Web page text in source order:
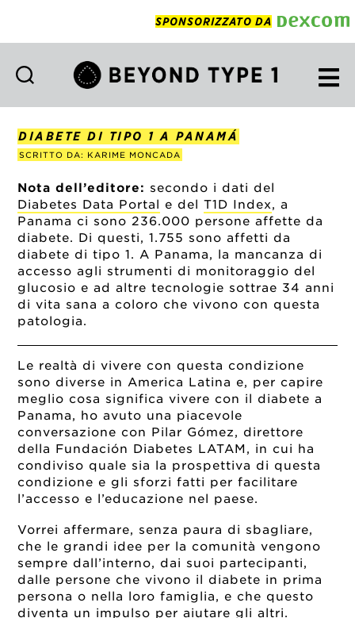
SPONSORIZZATO DA
1
Italian
DIABETE DI TIPO 1 A PANAMÁ
SCRITTO DA: KARIME MONCADA
Nota dell’editore: secondo i dati del
Diabetes Data Portal e delT1D Index, a
Panama ci sono 236.000 persone affette da
diabete. Di questi, 1.755 sono affetti da
diabete di tipo 1. A Panama, la mancanza di
accesso agli strumenti di monitoraggio del
glucosio e ad altre tecnologie sottrae 34 anni
di vita sana a coloro che vivono con questa
patologia.
Le realtà di vivere con questa condizione
sono diverse in America Latina e, per capire
meglio cosa significa vivere con il diabete a
Panama, ho avuto una piacevole
conversazione con Pilar Gómez, direttore
della Fundación Diabetes LATAM, in cui ha
condiviso quale sia la prospettiva di questa
condizione e gli sforzi fatti per facilitare
l’accesso e l’educazione nel paese.
Vorrei affermare, senza paura di sbagliare,
che le grandi idee per la comunità vengono
sempre dall’interno, dai suoi partecipanti,
dalle persone che vivono il diabete in prima
persona o nella loro famiglia, e che questo
diventa un impulso per aiutare gli altri.